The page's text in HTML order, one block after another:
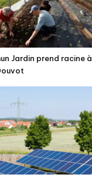
Jardin prend racine à